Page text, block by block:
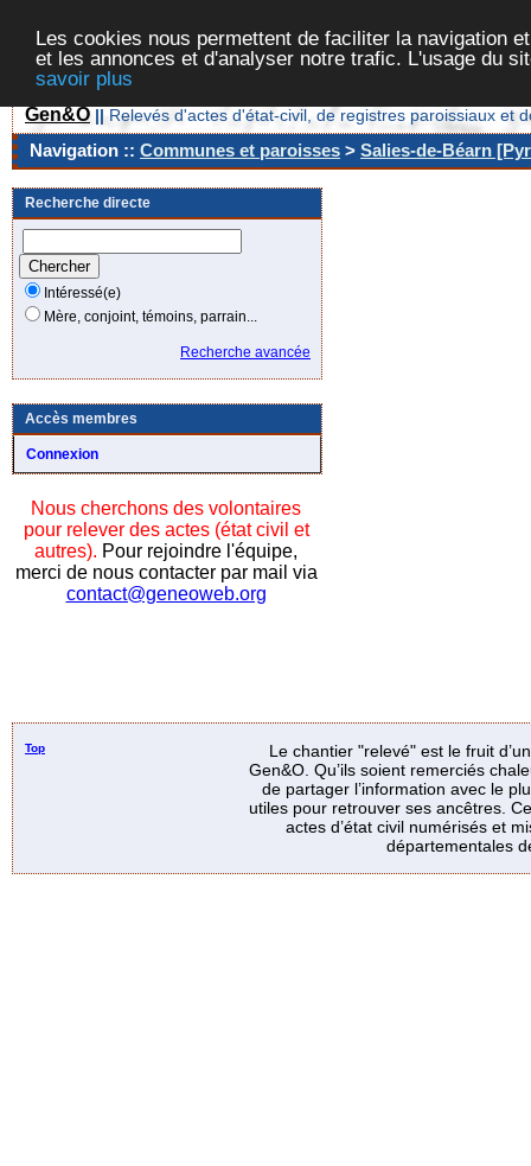
Les cookies nous permettent de faciliter la navigation
et les annonces et d'analyser notre trafic. L'usage du
savoir plus
Gen&O || Relevés d'actes d'état-civil, de registres paroissiaux et
Navigation :: Communes et paroisses > Salies-de-Béarn
Recherche directe
Intéressé(e)
Mère, conjoint, témoins, parrain...
Recherche avancée
Accès membres
Connexion
Nous cherchons des volontaires
pour relever des actes (état civil et
autres). Pour rejoindre l'équipe,
merci de nous contacter par mail via
contact@geneoweb.org
Top
Le chantier "relevé" est le fruit
Gen&O. Qu’ils soient remerciés
de partager l’information avec le
utiles pour retrouver ses ancêtres.
actes d’état civil numérisés et
départementales